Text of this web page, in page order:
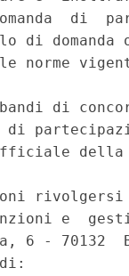
di
di
le norme
di
della
e
6 -
di: